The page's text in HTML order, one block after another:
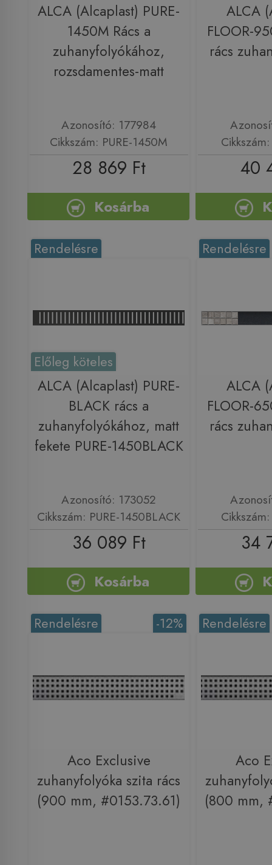
ALCA (Alcaplast) PURE-
1450M Rács a
zuhanyfolyókához,
rozsdamentes-matt
Azonosító: 177984
Cikkszám: PURE-1450M
28 869 Ft
Kosárba
ALCA
FLOOR-
rács
40
Rendelésre
Előleg köteles
ALCA (Alcaplast) PURE-
BLACK rács a
zuhanyfolyókához, matt
fekete PURE-1450BLACK
Azonosító: 173052
Cikkszám: PURE-1450BLACK
36 089 Ft
Kosárba
Rendelésre
ALCA
FLOOR-
rács
34
-12%
Rendelésre
Aco Exclusive
zuhanyfolyóka szita rács
(900 mm, #0153.73.61)
Rendelésre
Aco
(800 mm,